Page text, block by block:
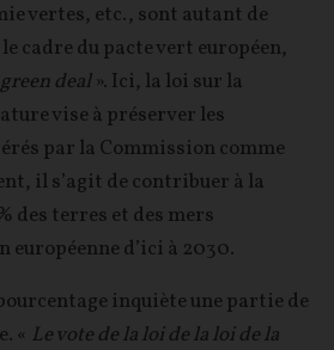
vertes, etc., sont autant de
cadre du pacte vert européen,
green deal». Ici, la loi sur la
vise à préserver les
par la Commission comme
il s’agit de contribuer à la
des terres et des mers
européenne d’ici à 2030.
inquiète une partie de
« Le vote de la loi de la loi de la